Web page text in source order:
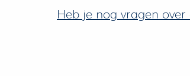
Heb je nog vragen